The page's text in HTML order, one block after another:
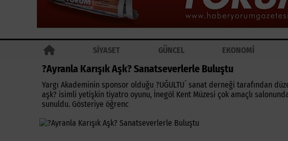
SİYASET GÜNCEL EKONOMİ
?Ayranla Karışık Aşk? Sanatseverlerle Buluştu
Yargı Akademinin sponsor olduğu ?UĞULTU´ sanat derneği tarafından
aşk? isimli yetişkin tiyatro oyunu, İnegöl Kent Müzesi çok amaçlı
sunuldu. Gösteriye öğrenc